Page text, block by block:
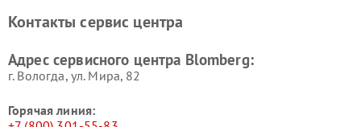
Контакты сервис центра
Адрес сервисного центра Blomberg:
г. Вологда, ул. Мира, 82
Горячая линия: